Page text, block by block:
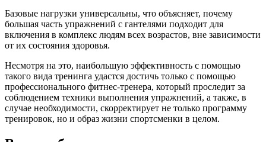
Базовые нагрузки универсальны, что объясняет, почему
большая часть упражнений с гантелями подходит для
включения в комплекс людям всех возрастов, вне зависимости
от их состояния здоровья.
Несмотря на это, наибольшую эффективность с помощью
такого вида тренинга удастся достичь только с помощью
профессионального фитнес-тренера, который проследит за
соблюдением техники выполнения упражнений, а также, в
случае необходимости, скорректирует не только программу
тренировок, но и образ жизни спортсменки в целом.